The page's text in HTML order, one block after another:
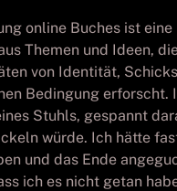
online Buches ist
Themen und Ideen,
von Identität,
Bedingung erforscht.
Stuhls, gespannt
würde. Ich hätte
und das Ende
ich es nicht getan